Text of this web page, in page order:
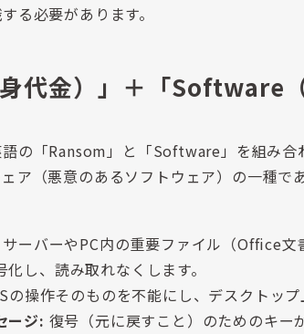
る必要があります。
代金）」＋「Software
の「Ransom」と「Software」を組み合
ア（悪意のあるソフトウェア）の一種で
サーバーやPC内の重要ファイル（Office文
し、読み取れなくします。
の操作そのものを不能にし、デスクトップ
ージ: 復号（元に戻すこと）のためのキー